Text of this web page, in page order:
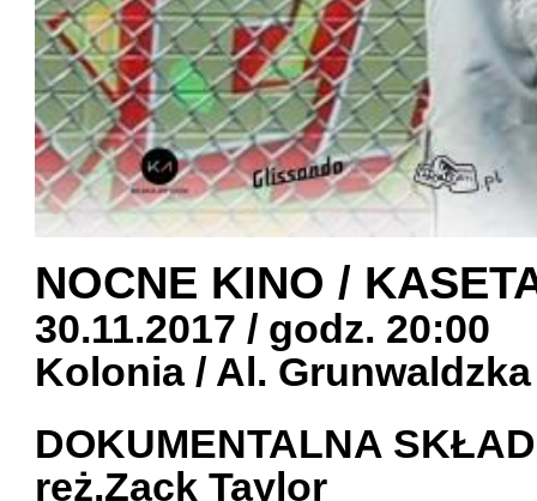
NOCNE KINO /
30.11.2017 / godz. 20:00
Kolonia / Al.
DOKUMENTALNA
reż.Zack Taylor